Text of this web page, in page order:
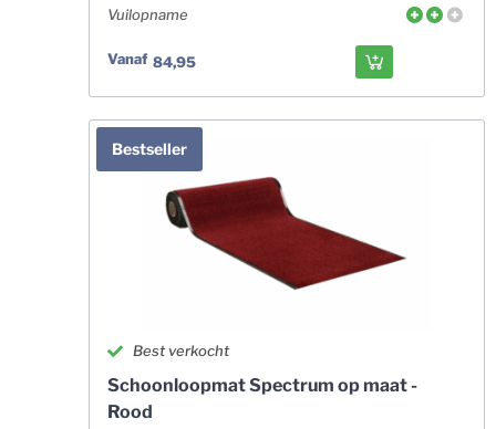
Vuilopname
Vanaf 84,95
Bestseller
Best verkocht
Schoonloopmat Spectrum op maat -
Rood